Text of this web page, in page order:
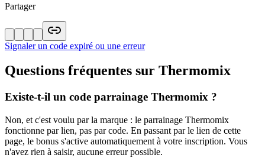
Partager
Signaler un code expiré ou une erreur
Questions fréquentes sur Thermomix
Existe-t-il un code parrainage Thermomix ?
Non, et c'est voulu par la marque : le parrainage Thermomix
fonctionne par lien, pas par code. En passant par le lien de cette
page, le bonus s'active automatiquement à votre inscription. Vous
n'avez rien à saisir, aucune erreur possible.